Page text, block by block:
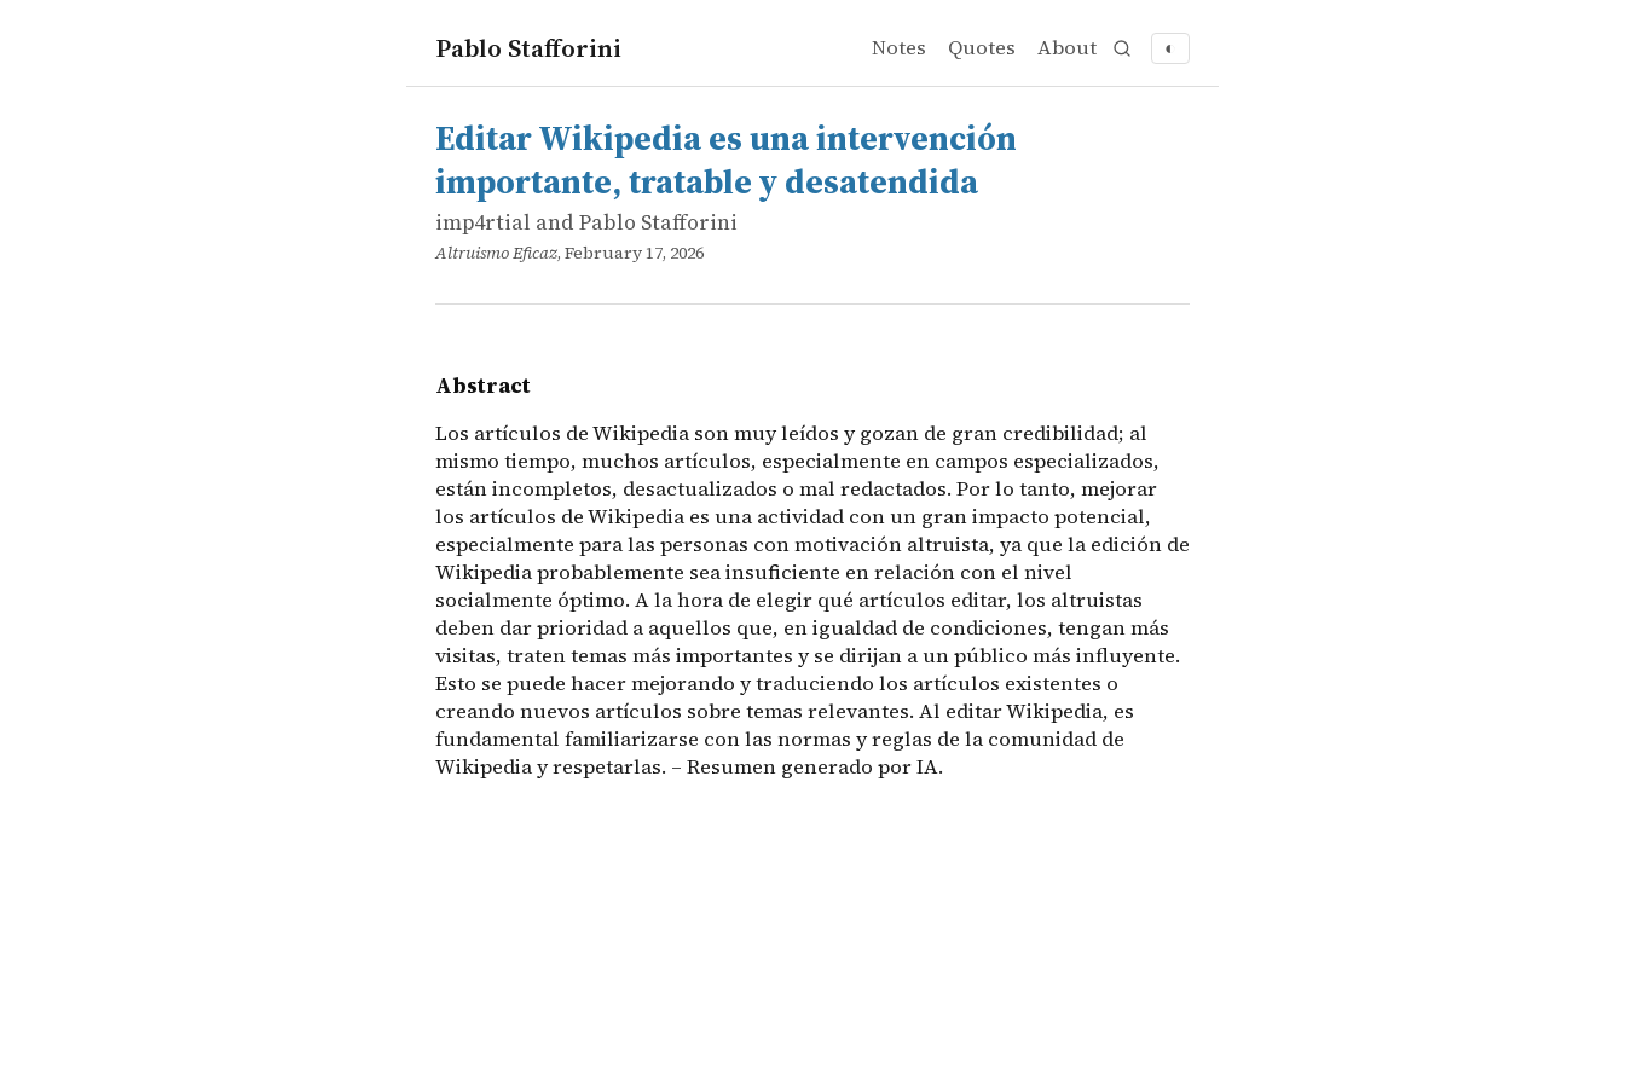
Pablo Stafforini Notes Quotes About ◐
works
imp4rtial and Pablo Stafforini
Editar Wikipedia es una intervención importante, tratable y desatendida
online
Los artículos de Wikipedia son muy leídos y gozan de gran credibilidad; al mismo tiempo, muchos artículos,
Editar Wikipedia es una intervención
importante, tratable y desatendida
imp4rtial and Pablo Stafforini
Altruismo Eficaz, February 17, 2026
Abstract
Los artículos de Wikipedia son muy leídos y gozan de gran credibilidad; al
mismo tiempo, muchos artículos, especialmente en campos especializados,
están incompletos, desactualizados o mal redactados. Por lo tanto, mejorar
los artículos de Wikipedia es una actividad con un gran impacto potencial,
especialmente para las personas con motivación altruista, ya que la edición de
Wikipedia probablemente sea insuficiente en relación con el nivel
socialmente óptimo. A la hora de elegir qué artículos editar, los altruistas
deben dar prioridad a aquellos que, en igualdad de condiciones, tengan más
visitas, traten temas más importantes y se dirijan a un público más influyente.
Esto se puede hacer mejorando y traduciendo los artículos existentes o
creando nuevos artículos sobre temas relevantes. Al editar Wikipedia, es
fundamental familiarizarse con las normas y reglas de la comunidad de
Wikipedia y respetarlas. – Resumen generado por IA.